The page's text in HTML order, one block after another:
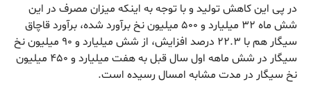
در پی این کاهش تولید و با توجه به اینکه میزان مصرف در این
شش ماه ۳۲ میلیارد و ۵۰۰ میلیون نخ برآورد شده، برآورد قاچاق
سیگار هم با ۲۲.۳ درصد افزایش، از شش میلیارد و ۹۰ میلیون نخ
سیگار در شش ماهه اول سال قبل به هفت میلیارد و ۴۵۰ میلیون
نخ سیگار در مدت مشابه امسال رسیده است.